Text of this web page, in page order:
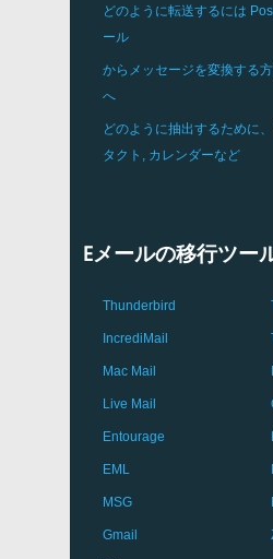
どのように転送するには
ール
からメッセージを変換する
へ
どのように抽出するために、
タクト, カレンダーなど
Eメールの移行ツー
Thunderbird
IncrediMail
Mac Mail
Live Mail
Entourage
EML
MSG
Gmail